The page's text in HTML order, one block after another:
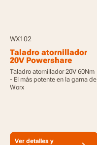
WX102
Taladro atornillador
20V Powershare
60Nm, baterías
incluidas
Taladro atornillador 20V 60Nm
- El más potente en la gama de
Worx
Ver detalles y